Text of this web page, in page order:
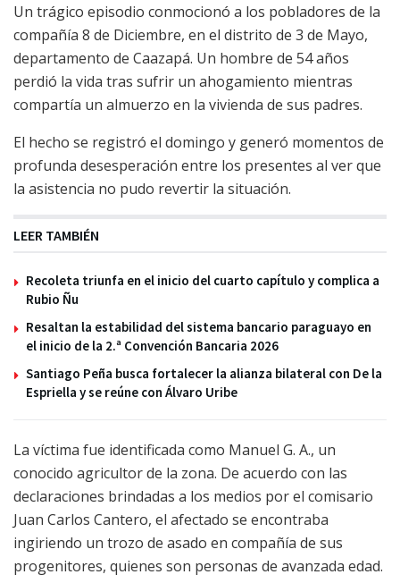
Un trágico episodio conmocionó a los pobladores de la
compañía 8 de Diciembre, en el distrito de 3 de Mayo,
departamento de Caazapá. Un hombre de 54 años
perdió la vida tras sufrir un ahogamiento mientras
compartía un almuerzo en la vivienda de sus padres.
El hecho se registró el domingo y generó momentos de
profunda desesperación entre los presentes al ver que
la asistencia no pudo revertir la situación.
LEER TAMBIÉN
Recoleta triunfa en el inicio del cuarto capítulo y complica a
Rubio Ñu
Resaltan la estabilidad del sistema bancario paraguayo en
el inicio de la 2.ª Convención Bancaria 2026
Santiago Peña busca fortalecer la alianza bilateral con De la
Espriella y se reúne con Álvaro Uribe
La víctima fue identificada como Manuel G. A., un
conocido agricultor de la zona. De acuerdo con las
declaraciones brindadas a los medios por el comisario
Juan Carlos Cantero, el afectado se encontraba
ingiriendo un trozo de asado en compañía de sus
progenitores, quienes son personas de avanzada edad.